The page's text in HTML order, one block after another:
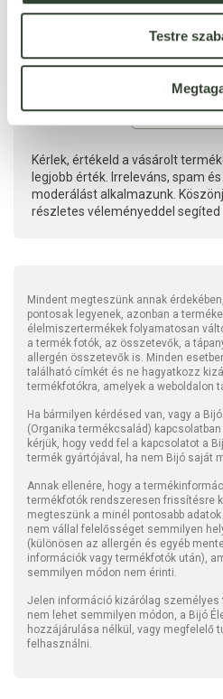
Testre
Kérlek, értékeld a vásárolt
legjobb érték. Irreleváns, spam
moderálást alkalmazunk.
részletes véleményeddel
Mindent megteszünk annak
pontosak legyenek, azonban a
élelmiszertermékek folyamatosan
a termék fotók, az összetevők, a
allergén összetevők is. Minden
található címkét és ne hagyatkozz
termékfotókra, amelyek a weboldalon
Ha bármilyen kérdésed van, vagy a
(Organika termékcsalád)
kérjük, hogy vedd fel a kapcsolatot a
termék gyártójával, ha nem Bijó saját
Annak ellenére, hogy a
termékfotók rendszeresen frissítésre
megteszünk a minél pontosabb
nem vállal felelősséget semmilyen
(különösen az allergén és egyéb
információk vagy termékfotók után),
semmilyen módon nem érinti.
Jelen információ kizárólag
nem lehet semmilyen módon, a Bijó
hozzájárulása nélkül, vagy megfelelő
felhasználni.